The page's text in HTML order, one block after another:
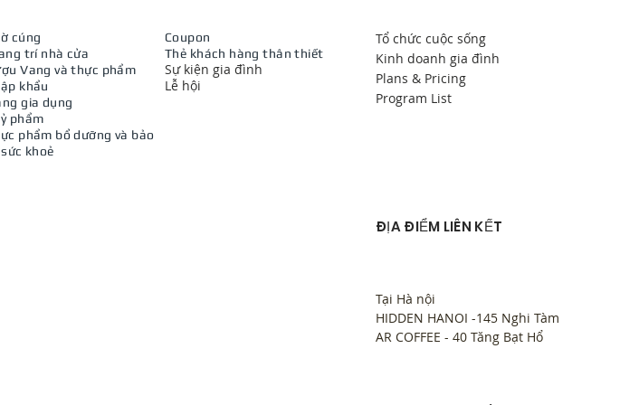
cúng
trí nhà cửa
Vang và thực phẩm
khẩu
gia dụng
phẩm
phẩm bổ dưỡng và bảo
sức khoẻ
Coupon
Thẻ khách hàng thân thiết
​Sự kiện gia đình
Lễ hội
Tổ chức cuộc sống
Kinh doanh gia đình
Plans & Pricing
Program List
​ĐỊA ĐIỂM LIÊN KẾT
Tại Hà nội
HIDDEN HANOI -145 Nghi Tàm
AR COFFEE - 40 Tăng Bạt Hổ